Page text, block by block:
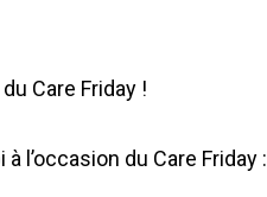
Care Friday !
l’occasion du Care Friday :